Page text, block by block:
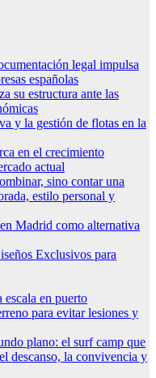
legal impulsa
españolas
su estructura ante las
y la gestión de flotas en la
en el crecimiento
actual
sino contar una
estilo personal y
Madrid como alternativa
Exclusivos para
en puerto
para evitar lesiones y
plano: el surf camp que
descanso, la convivencia y